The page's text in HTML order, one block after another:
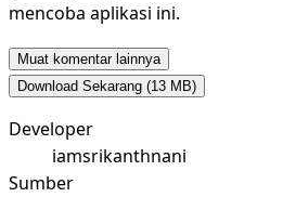
mencoba aplikasi ini.
Muat komentar lainnya
Download Sekarang (13 MB)
Developer
iamsrikanthnani
Sumber